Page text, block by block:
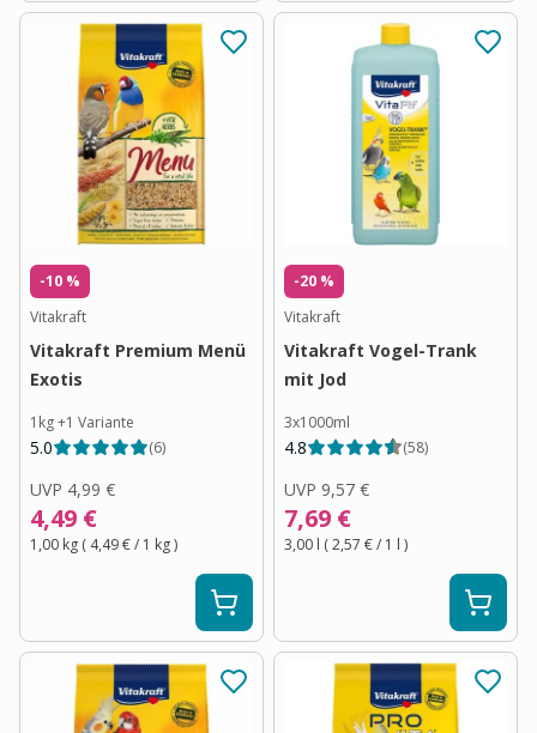
-10 %
Vitakraft
Vitakraft Premium Menü
Exotis
1kg+1 Variante
5.0 (6)
UVP 4,99 €
4,49 €
1,00 kg ( 4,49 €/ 1 kg)
-20 %
Vitakraft
Vitakraft Vogel-Trank
mit Jod
3x1000ml
4.8 (58)
UVP 9,57 €
7,69 €
3,00 l (2,57 €/ 1 l )